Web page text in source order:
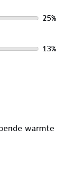
25%
13%
warmte